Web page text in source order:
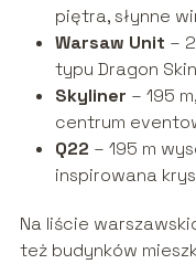
piętra, słynne
Warsaw Unit –
typu Dragon
Skyliner – 195
centrum
Q22 – 195 m
inspirowana
Na liście
też budynków